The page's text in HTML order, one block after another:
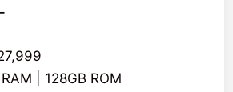
| 128GB ROM